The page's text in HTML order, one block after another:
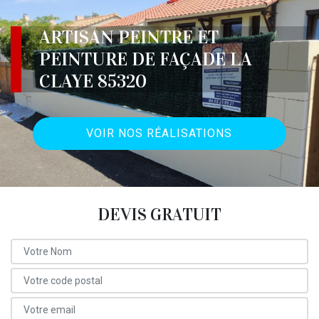
ARTISAN PEINTRE ET
PEINTURE DE FAÇADE LA
CLAYE 85320
VOIR NOS RÉALISATIONS
DEVIS GRATUIT